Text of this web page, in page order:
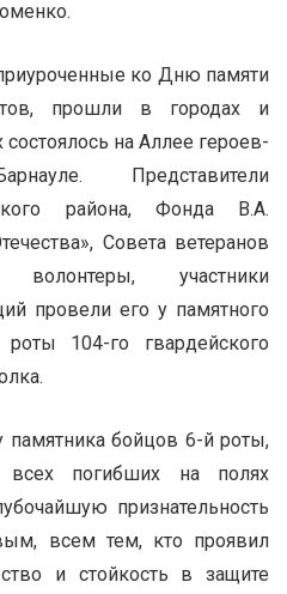
ко Дню памяти
прошли в городах и
на Аллее героев-
Представители
района, Фонда В.А.
Совета ветеранов
участники
провели его у памятного
104-го гвардейского
памятника бойцов 6-й роты,
всех погибших на полях
признательность
всем тем, кто проявил
и стойкость в защите